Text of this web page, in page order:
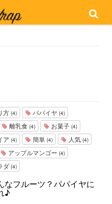
方 (4) パパイヤ (4)
離乳食 (4) お菓子 (4)
ア (4) 簡単 (4) 人気 (4)
アップルマンゴー (4)
ダ (4)
なフルーツ？パパイヤに
♪